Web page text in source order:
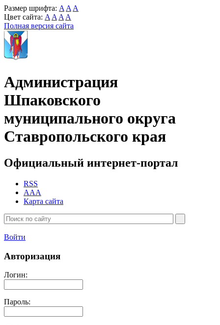
Размер шрифта: A A A
Цвет сайта: A A A A
Полная версия сайта
Администрация
Шпаковского
муниципального округа
Ставропольского края
Официальный интернет-портал
RSS
AAA
Карта сайта
Войти
Авторизация
Логин:
Пароль: